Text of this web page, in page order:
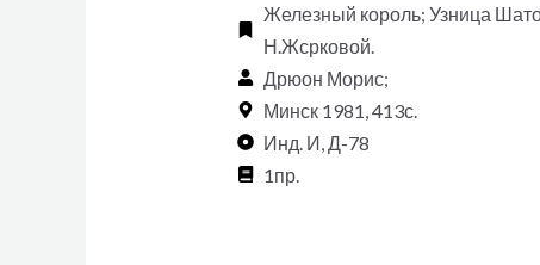
Железный король; Узница
Н.Жсрковой.
Дрюон Морис;
Минск 1981, 413с.
Инд. И, Д-78
1пр.